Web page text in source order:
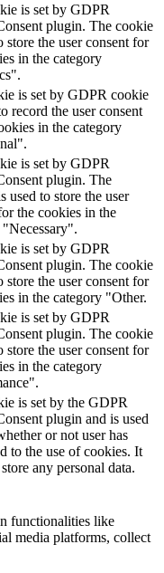
is set by GDPR
plugin. The cookie
store the user consent for
in the category
is set by GDPR cookie
record the user consent
in the category
is set by GDPR
plugin. The
used to store the user
the cookies in the
is set by GDPR
plugin. The cookie
store the user consent for
in the category "Other.
is set by GDPR
plugin. The cookie
store the user consent for
in the category
is set by the GDPR
plugin and is used
or not user has
to the use of cookies. It
any personal data.
functionalities like
media platforms, collect